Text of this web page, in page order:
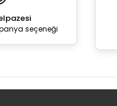
seçeneği